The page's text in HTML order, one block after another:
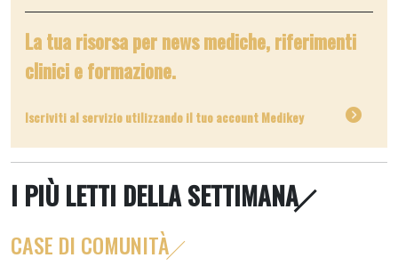
La tua risorsa per news mediche, riferimenti
clinici e formazione.
Iscriviti al servizio utilizzando il tuo account Medikey
I PIÙ LETTI DELLA SETTIMANA
CASE DI COMUNITÀ